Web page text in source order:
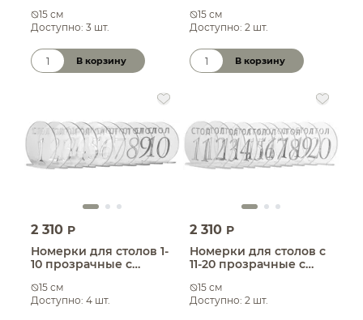
15 см
Доступно: 3 шт.
Количество товара
В корзину
15 см
Доступно: 2 шт.
Количество товара
В корзину
2 310 P
Номерки для столов 1-
10 прозрачные с
15 см
Доступно: 4 шт.
2 310 P
Номерки для столов с
11-20 прозрачные с
15 см
Доступно: 2 шт.